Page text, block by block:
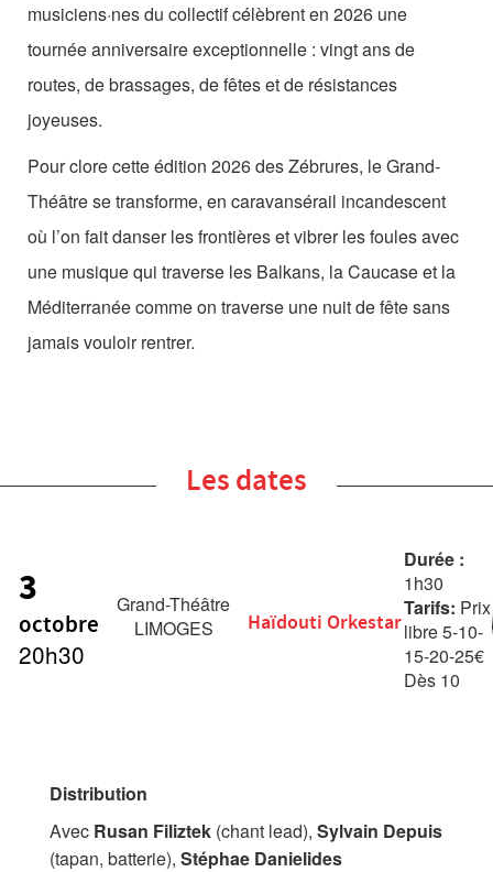
musiciens·nes du collectif célèbrent en 2026 une
tournée anniversaire exceptionnelle : vingt ans de
routes, de brassages, de fêtes et de résistances
joyeuses.
Pour clore cette édition 2026 des Zébrures, le Grand-
Théâtre se transforme, en caravansérail incandescent
où l’on fait danser les frontières et vibrer les foules avec
une musique qui traverse les Balkans, la Caucase et la
Méditerranée comme on traverse une nuit de fête sans
jamais vouloir rentrer.
Les dates
3
octobre
20h30
Grand-Théâtre
LIMOGES
Haïdouti Orkestar
Durée :
1h30
Tarifs: Prix
libre 5-10-
15-20-25€
Dès 10
Distribution
Avec Rusan Filiztek (chant lead), Sylvain Depuis
(tapan, batterie), Stéphae Danielides